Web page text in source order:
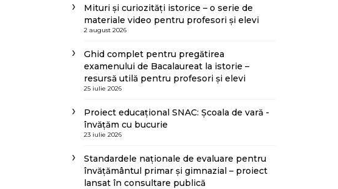
Mituri și curiozități istorice – o serie de
materiale video pentru profesori și elevi
2 august 2026
Ghid complet pentru pregătirea
examenului de Bacalaureat la istorie –
resursă utilă pentru profesori și elevi
25 iulie 2026
Proiect educațional SNAC: Școala de vară -
învățăm cu bucurie
23 iulie 2026
Standardele naționale de evaluare pentru
învățământul primar și gimnazial – proiect
lansat în consultare publică